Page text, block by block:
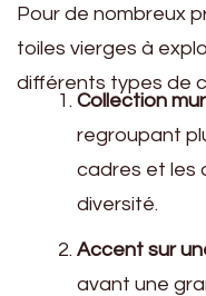
Pour de nombreux
toiles vierges à
différents types de
Collection
regroupant
cadres et les
diversité.
Accent sur
avant une